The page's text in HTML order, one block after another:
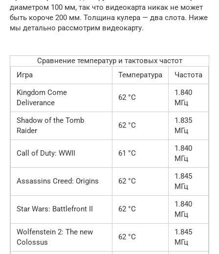
диаметром 100 мм, так что видеокарта никак не может
быть короче 200 мм. Толщина кулера — два слота. Ниже
мы детально рассмотрим видеокарту.
Сравнение температур и тактовых частот
Игра
Температура
Частота
Kingdom Come
Deliverance
62 °C
1.840
МГц
Shadow of the Tomb
Raider
62 °C
1.835
МГц
Call of Duty: WWII 61 °C
1.840
МГц
Assassins Creed: Origins 62 °C
1.845
МГц
Star Wars: Battlefront II 62 °C
1.840
МГц
Wolfenstein 2: The new
Colossus
62 °C
1.845
МГц